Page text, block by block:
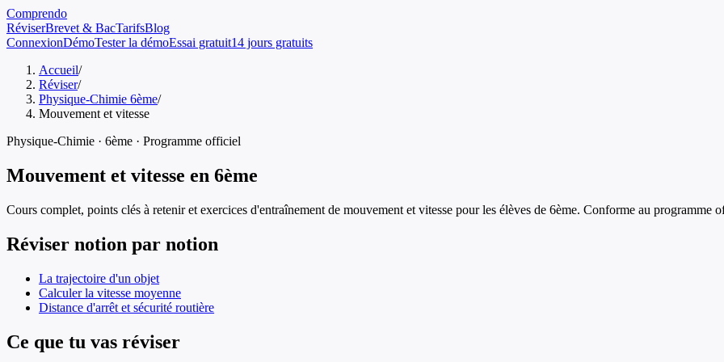
Comprendo
RéviserBrevet & BacTarifsBlog
ConnexionDémoTester la démoEssai gratuit14 jours gratuits
Accueil/
Réviser/
Physique-Chimie 6ème/
Mouvement et vitesse
Physique-Chimie · 6ème · Programme officiel
Mouvement et vitesse en 6ème
Cours complet, points clés à retenir et exercices d'entraînement de mouvement et vitesse pour les élèves de 6ème. Conforme au programme
Réviser notion par notion
La trajectoire d'un objet
Calculer la vitesse moyenne
Distance d'arrêt et sécurité routière
Ce que tu vas réviser